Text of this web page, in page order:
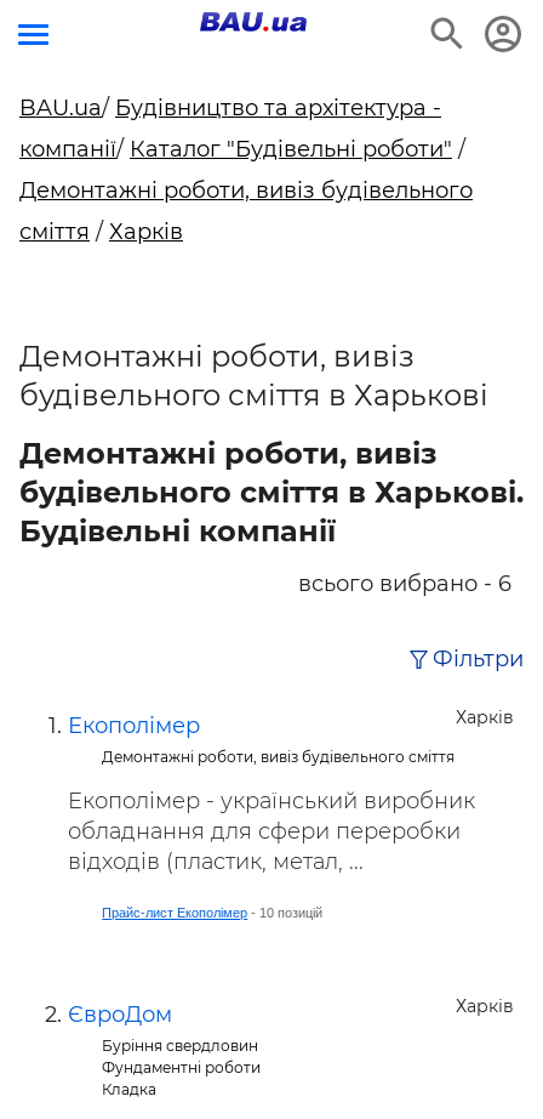
BAU.ua/ Будівництво та архітектура -
компанії/ Каталог "Будівельні роботи" /
Демонтажні роботи, вивіз будівельного
сміття / Харків
Демонтажні роботи, вивіз
будівельного сміття в Харькові
Демонтажні роботи, вивіз
будівельного сміття в Харькові.
Будівельні компанії
всього вибрано - 6
Фільтри
Харків
Екополімер
Демонтажні роботи, вивіз будівельного сміття
Екополімер - український виробник
обладнання для сфери переробки
відходів (пластик, метал, ...
Прайс-лист Екополімер - 10 позицій
Харків
ЄвроДом
Буріння свердловин
Фундаментні роботи
Кладка